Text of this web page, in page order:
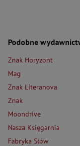
Podobne
Znak Horyzont
Mag
Znak Literanova
Znak
Moondrive
Nasza Księgarnia
Fabryka Słów